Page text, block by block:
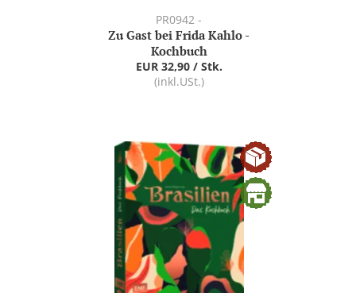
PR0942 -
Zu Gast bei Frida Kahlo -
Kochbuch
EUR 32,90 / Stk.
(inkl.USt.)